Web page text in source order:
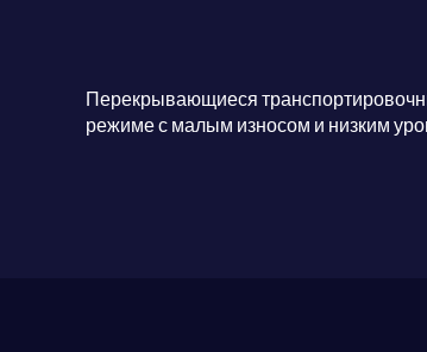
Перекрывающиеся
режиме с малым износом и низким